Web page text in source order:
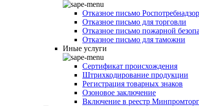
Отказное письмо
Отказное письмо для торговли
Отказное письмо пожарной
Отказное письмо для таможни
Иные услуги
Сертификат происхождения
Штрихкодирование продукции
Регистрация товарных знаков
Озоновое заключение
Включение в реестр